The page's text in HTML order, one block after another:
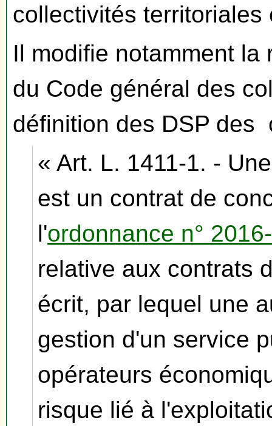
collectivités
Il modifie notamment la
du Code général des
définition des DSP des
« Art. L. 1411-1. -
est un contrat de
l'ordonnance n°
relative aux contrats
écrit, par lequel une
gestion d'un service
opérateurs
risque lié à